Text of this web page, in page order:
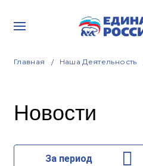
Главная Наша Деятельность
Новости
За период